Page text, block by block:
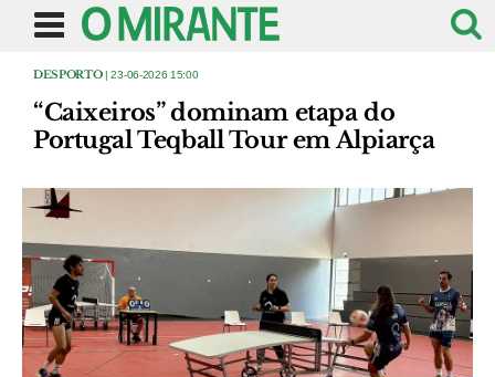
DESPORTO| 23-06-2026 15:00
“Caixeiros” dominam etapa do
Portugal Teqball Tour em Alpiarça